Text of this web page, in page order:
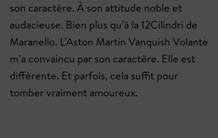
son caractère. À son attitude noble et
audacieuse. Bien plus qu’à la 12Cilindri de
Maranello. L’Aston Martin Vanquish Volante
m’a convaincu par son caractère. Elle est
différente. Et parfois, cela suffit pour
tomber vraiment amoureux.